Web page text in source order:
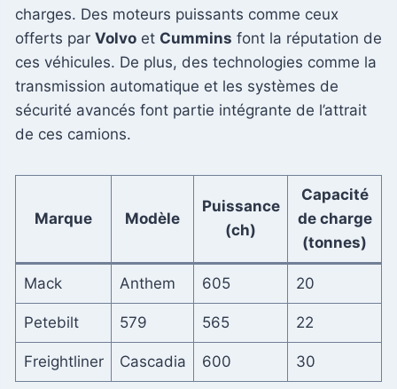
charges. Des moteurs puissants comme ceux
offerts par Volvo et Cummins font la réputation de
ces véhicules. De plus, des technologies comme la
transmission automatique et les systèmes de
sécurité avancés font partie intégrante de l’attrait
de ces camions.
Marque Modèle
Puissance
(ch)
Capacité
de charge
(tonnes)
Mack Anthem 605 20
Petebilt 579 565 22
Freightliner Cascadia 600 30